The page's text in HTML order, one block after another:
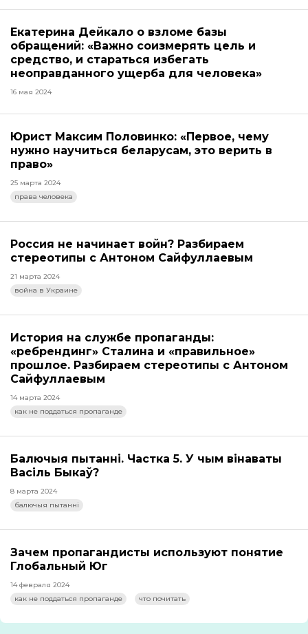
Екатерина Дейкало о взломе базы
обращений: «Важно соизмерять цель и
средство, и стараться избегать
неоправданного ущерба для человека»
16 мая 2024
Юрист Максим Половинко: «Первое, чему
нужно научиться беларусам, это верить в
право»
25 марта 2024
права человека
Россия не начинает войн? Разбираем
стереотипы с Антоном Сайфуллаевым
21 марта 2024
война в Украине
История на службе пропаганды:
«ребрендинг» Сталина и «правильное»
прошлое. Разбираем стереотипы с Антоном
Сайфуллаевым
14 марта 2024
как не поддаться пропаганде
Балючыя пытанні. Частка 5. У чым вінаваты
Васіль Быкаў?
8 марта 2024
балючыя пытанні
Зачем пропагандисты используют понятие
Глобальный Юг
14 февраля 2024
как не поддаться пропаганде
что почитать